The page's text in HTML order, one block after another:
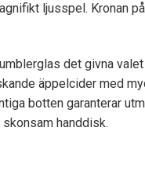
ljusspel. Kronan
det givna
äppelcider med
botten garanterar
handdisk.